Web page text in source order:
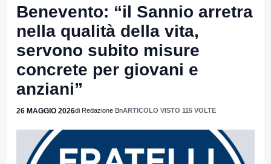
Benevento: “il Sannio arretra
nella qualità della vita,
servono subito misure
concrete per giovani e
anziani”
26 MAGGIO 2026di Redazione BnARTICOLO VISTO 115 VOLTE